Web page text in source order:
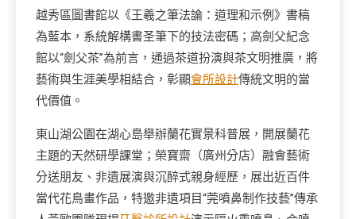
越秀區圖書館以《王羲之筆法論：道理和示例》書稿
為藍本，系統解構書圣筆下的技法密碼；高劍父紀念
館以“劍父茶”為前言，通過茶道扮演與茶文明推廣，將
藝術與生涯美學相結合，彰顯會所設計傳統文明的當
代價值。
東山湖公園在湖心島舉辦蘭花實景科普展，開展蘭花
主題的天然研學課堂；榮寶齋（廣州分店）融會藝術
分送朋友、非遺展演與沉醉式親身經歷，展出近百件
當代花鳥畫作品，特邀非遺項目“莞噴鼻制作技藝”傳承